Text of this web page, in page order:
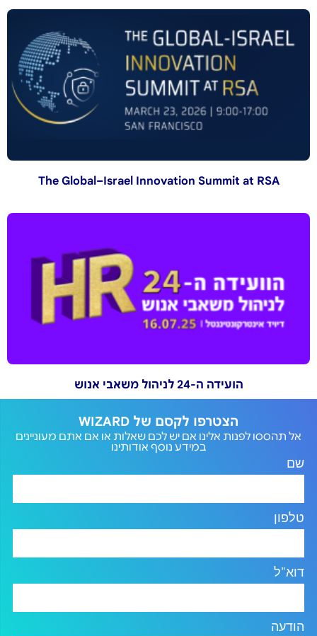
The Global–Israel Innovation Summit at RSA
הועידה ה-24 לניהול משאבי אנוש
הצטרפו לקסם של WIZARD
אל תהססו לפנות אלינו אם יש לכם שאלות או אם אתם מעוניינים
במידע נוסף אודותינו
שם
טלפון
דוא"ל
הודעה